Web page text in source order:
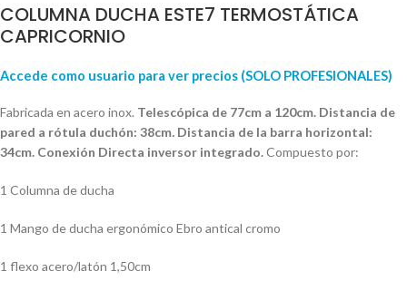
COLUMNA DUCHA ESTE7 TERMOSTÁTICA
CAPRICORNIO
Accede como usuario para ver precios (SOLO PROFESIONALES)
Fabricada en acero inox. Telescópica de 77cm a 120cm. Distancia de
pared a rótula duchón: 38cm. Distancia de la barra horizontal:
34cm. Conexión Directa inversor integrado.Compuesto por:
1 Columna de ducha
1 Mango de ducha ergonómico Ebro antical cromo
1 flexo acero/latón 1,50cm